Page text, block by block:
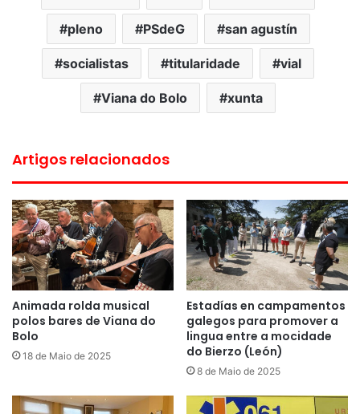
pleno PSdeG san agustín
socialistas titularidade vial
Viana do Bolo xunta
Artigos relacionados
Animada rolda musical
polos bares de Viana do
Bolo
18 de Maio de 2025
Estadías en campamentos
galegos para promover a
lingua entre a mocidade
do Bierzo (León)
8 de Maio de 2025